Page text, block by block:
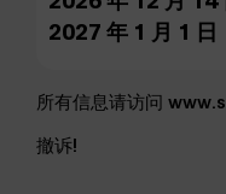
2027 年 1 月 1 日
所有信息请访问
撤诉!